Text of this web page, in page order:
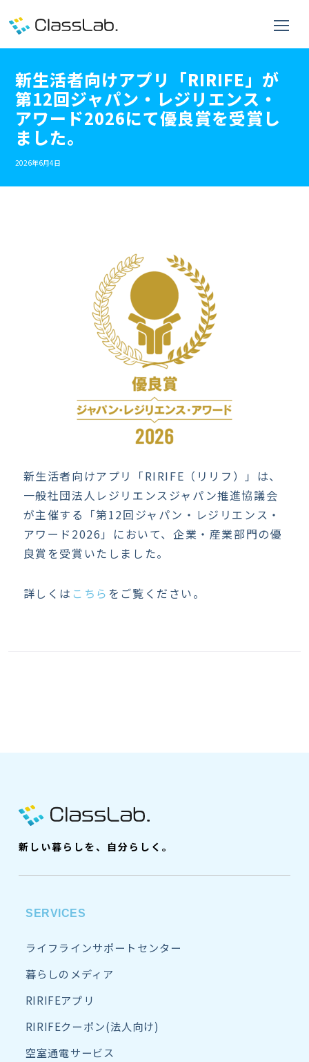
新生活者向けアプリ「RIRIFE」が
第12回ジャパン・レジリエンス・
アワード2026にて優良賞を受賞し
ました。
2026年6月4日
新生活者向けアプリ「RIRIFE（リリフ）」は、
一般社団法人レジリエンスジャパン推進協議会
が主催する「第12回ジャパン・レジリエンス・
アワード2026」において、企業・産業部門の優
良賞を受賞いたしました。
詳しくは こちら をご覧ください。
新しい暮らしを、自分らしく。
SERVICES
ライフラインサポートセンター
暮らしのメディア
RIRIFEアプリ
RIRIFEクーポン(法人向け)
空室通電サービス